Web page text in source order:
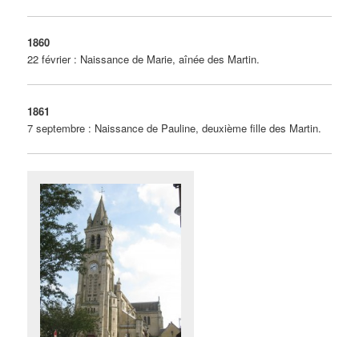
1860
22 février : Naissance de Marie, aînée des Martin.
1861
7 septembre : Naissance de Pauline, deuxième fille des Martin.